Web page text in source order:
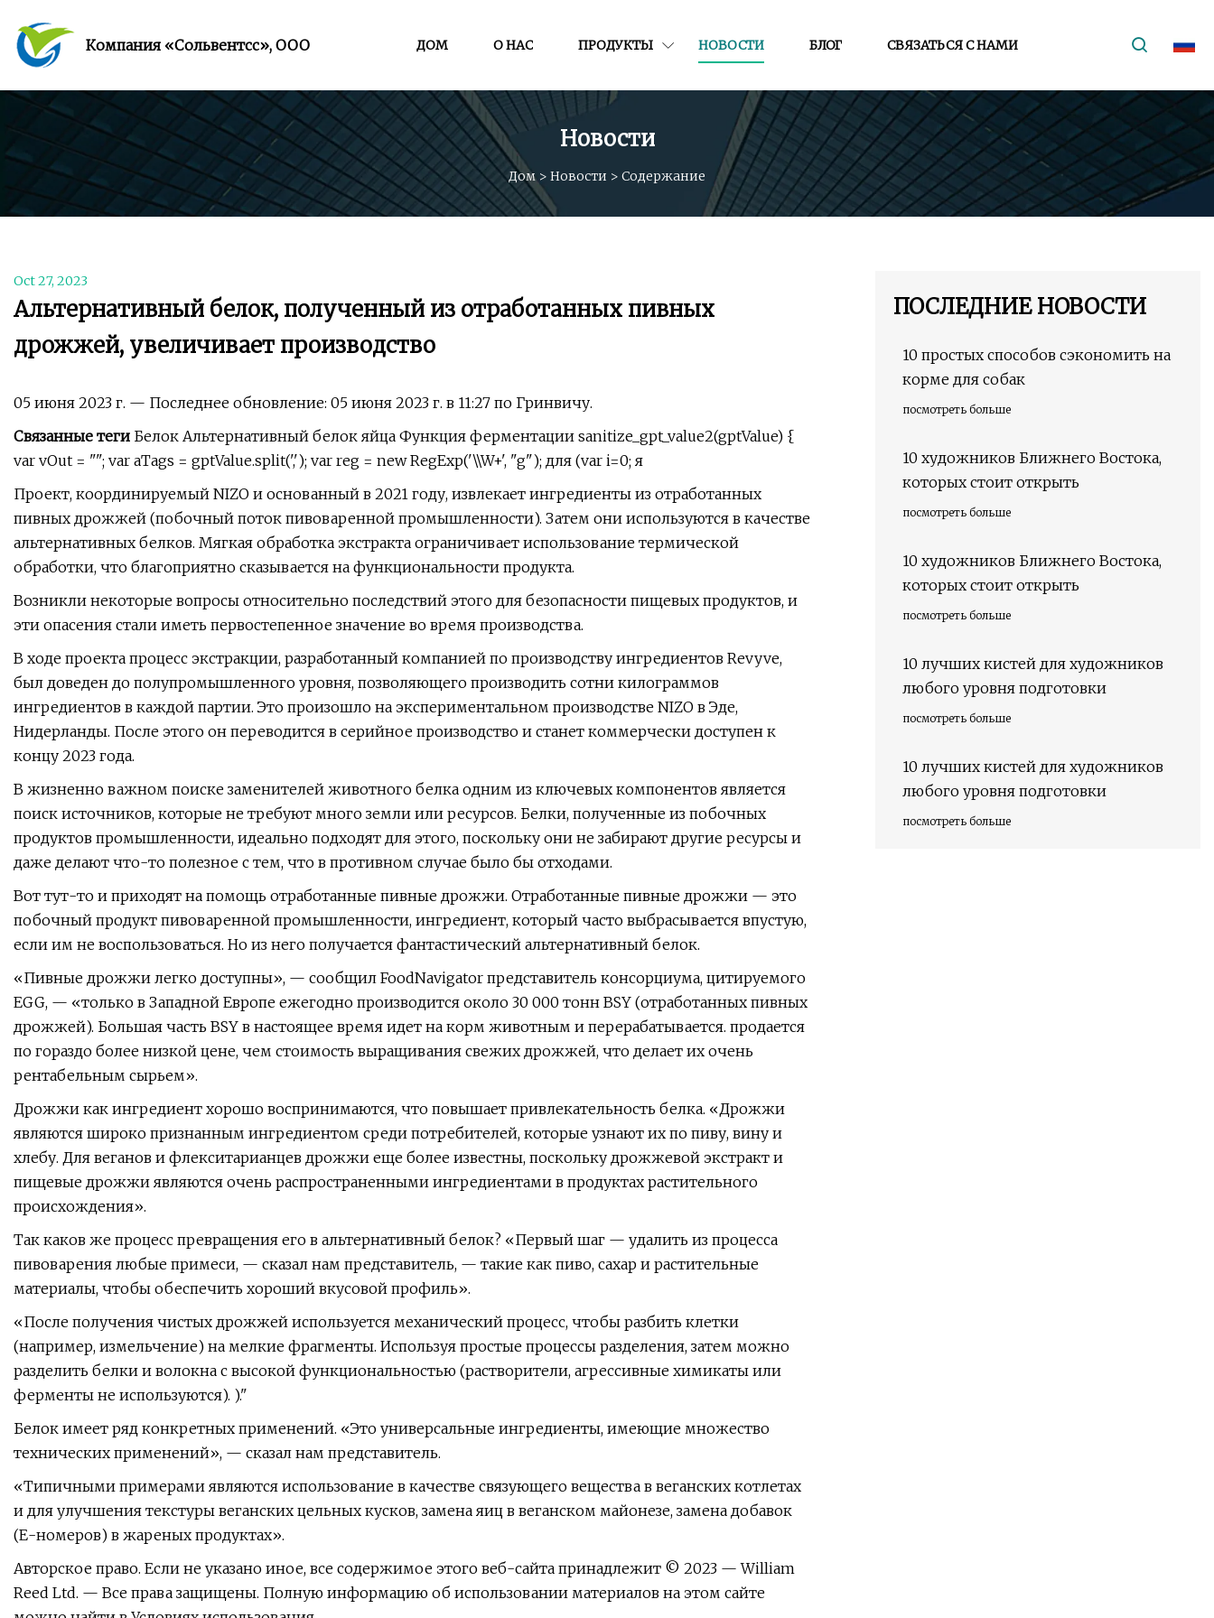
Компания «Сольвентсс», ООО ДОМ О НАС ПРОДУКТЫ НОВОСТИ БЛОГ СВЯЗАТЬСЯ С НАМИ
Новости
Дом > Новости > Содержание
Oct 27, 2023
Альтернативный белок, полученный из отработанных пивных
дрожжей, увеличивает производство
05 июня 2023 г. — Последнее обновление: 05 июня 2023 г. в 11:27 по Гринвичу.
Связанные теги Белок Альтернативный белок яйца Функция ферментации sanitize_gpt_value2(gptValue) {
var vOut = ""; var aTags = gptValue.split(','); var reg = new RegExp('\\W+', "g"); для (var i=0; я
Проект, координируемый NIZO и основанный в 2021 году, извлекает ингредиенты из отработанных
пивных дрожжей (побочный поток пивоваренной промышленности). Затем они используются в качестве
альтернативных белков. Мягкая обработка экстракта ограничивает использование термической
обработки, что благоприятно сказывается на функциональности продукта.
Возникли некоторые вопросы относительно последствий этого для безопасности пищевых продуктов, и
эти опасения стали иметь первостепенное значение во время производства.
В ходе проекта процесс экстракции, разработанный компанией по производству ингредиентов Revyve,
был доведен до полупромышленного уровня, позволяющего производить сотни килограммов
ингредиентов в каждой партии. Это произошло на экспериментальном производстве NIZO в Эде,
Нидерланды. После этого он переводится в серийное производство и станет коммерчески доступен к
концу 2023 года.
В жизненно важном поиске заменителей животного белка одним из ключевых компонентов является
поиск источников, которые не требуют много земли или ресурсов. Белки, полученные из побочных
продуктов промышленности, идеально подходят для этого, поскольку они не забирают другие ресурсы и
даже делают что-то полезное с тем, что в противном случае было бы отходами.
Вот тут-то и приходят на помощь отработанные пивные дрожжи. Отработанные пивные дрожжи — это
побочный продукт пивоваренной промышленности, ингредиент, который часто выбрасывается впустую,
если им не воспользоваться. Но из него получается фантастический альтернативный белок.
«Пивные дрожжи легко доступны», — сообщил FoodNavigator представитель консорциума, цитируемого
EGG, — «только в Западной Европе ежегодно производится около 30 000 тонн BSY (отработанных пивных
дрожжей). Большая часть BSY в настоящее время идет на корм животным и перерабатывается. продается
по гораздо более низкой цене, чем стоимость выращивания свежих дрожжей, что делает их очень
рентабельным сырьем».
Дрожжи как ингредиент хорошо воспринимаются, что повышает привлекательность белка. «Дрожжи
являются широко признанным ингредиентом среди потребителей, которые узнают их по пиву, вину и
хлебу. Для веганов и флекситарианцев дрожжи еще более известны, поскольку дрожжевой экстракт и
пищевые дрожжи являются очень распространенными ингредиентами в продуктах растительного
происхождения».
Так каков же процесс превращения его в альтернативный белок? «Первый шаг — удалить из процесса
пивоварения любые примеси, — сказал нам представитель, — такие как пиво, сахар и растительные
материалы, чтобы обеспечить хороший вкусовой профиль».​
«После получения чистых дрожжей используется механический процесс, чтобы разбить клетки
(например, измельчение) на мелкие фрагменты. Используя простые процессы разделения, затем можно
разделить белки и волокна с высокой функциональностью (растворители, агрессивные химикаты или
ферменты не используются). )​."
Белок имеет ряд конкретных применений. «Это универсальные ингредиенты, имеющие множество
технических применений», — сказал нам представитель.
«Типичными примерами являются использование в качестве связующего вещества в веганских котлетах
и ​​для улучшения текстуры веганских цельных кусков, замена яиц в веганском майонезе, замена добавок
(Е-номеров) в жареных продуктах».
Авторское право. Если не указано иное, все содержимое этого веб-сайта принадлежит © 2023 — William
Reed Ltd. — Все права защищены. Полную информацию об использовании материалов на этом сайте
ПОСЛЕДНИЕ НОВОСТИ
10 простых способов сэкономить на
корме для собак
посмотреть больше
10 художников Ближнего Востока,
которых стоит открыть
посмотреть больше
10 художников Ближнего Востока,
которых стоит открыть
посмотреть больше
10 лучших кистей для художников
любого уровня подготовки
посмотреть больше
10 лучших кистей для художников
любого уровня подготовки
посмотреть больше